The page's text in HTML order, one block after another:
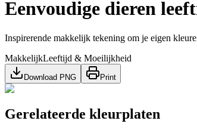
Eenvoudige dieren
Inspirerende makkelijk tekening om je eigen
MakkelijkLeeftijd & Moeilijkheid
Download PNG Print
Gerelateerde kleurplaten